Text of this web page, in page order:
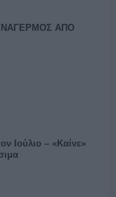
ΑΠΟ
Ιούλιο – «Καίνε»